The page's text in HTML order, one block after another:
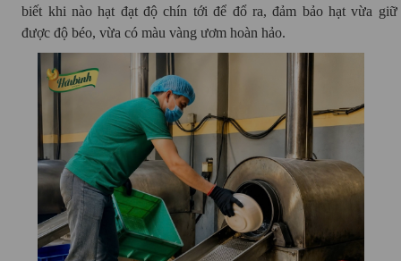
biết khi nào hạt đạt độ chín tới để đổ ra, đảm bảo hạt vừa giữ
được độ béo, vừa có màu vàng ươm hoàn hảo.